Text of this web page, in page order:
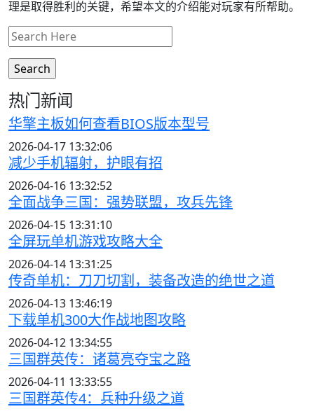
理是取得胜利的关键，希望本文的介绍能对玩家有所帮助。
热门新闻
华擎主板如何查看BIOS版本型号
2026-04-17 13:32:06
减少手机辐射，护眼有招
2026-04-16 13:32:52
全面战争三国：强势联盟，攻兵先锋
2026-04-15 13:31:10
全屏玩单机游戏攻略大全
2026-04-14 13:31:25
传奇单机：刀刀切割，装备改造的绝世之道
2026-04-13 13:46:19
下载单机300大作战地图攻略
2026-04-12 13:34:55
三国群英传：诸葛亮夺宝之路
2026-04-11 13:33:55
三国群英传4：兵种升级之道